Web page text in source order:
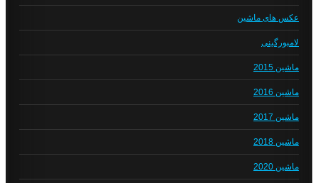
عکس های ماشین
لامبورگینی
ماشین 2015
ماشین 2016
ماشین 2017
ماشین 2018
ماشین 2020